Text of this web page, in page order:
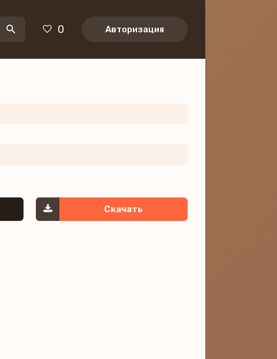
0 Авторизация
Скачать